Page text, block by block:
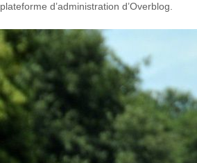
plateforme d’administration d’Overblog.